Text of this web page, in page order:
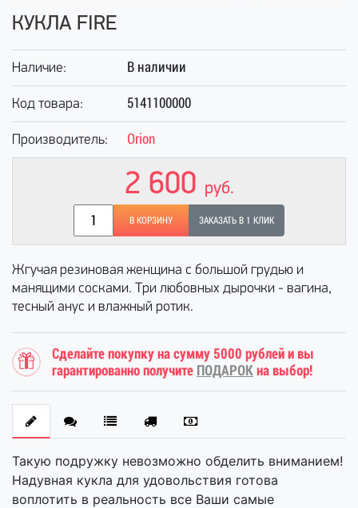
КУКЛА FIRE
Наличие: В наличии
Код товара: 5141100000
Производитель: Orion
2 600 руб.
В КОРЗИНУ ЗАКАЗАТЬ В 1 КЛИК
Жгучая резиновая женщина с большой грудью и
манящими сосками. Три любовных дырочки - вагина,
тесный анус и влажный ротик.
Сделайте покупку на сумму 5000 рублей и вы
гарантированно получите ПОДАРОК на выбор!
Такую подружку невозможно обделить вниманием!
Надувная кукла для удовольствия готова
воплотить в реальность все Ваши самые